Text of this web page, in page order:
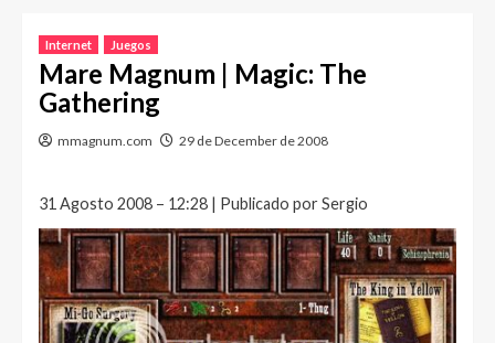
Internet Juegos
Mare Magnum | Magic: The
Gathering
mmagnum.com 29 de December de 2008
31 Agosto 2008 – 12:28 | Publicado por Sergio